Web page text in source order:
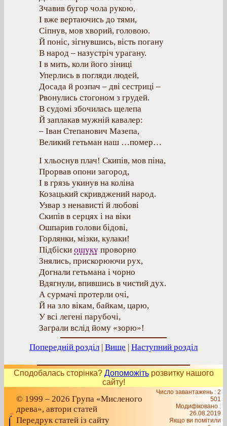
Зчавив бугор чола рукою,
І вже вертаючись до тями,
Сіпнув, мов хворий, головою.
Й поніс, зігнувшись, вість погану
В народ – назустріч урагану.
І в мить, коли його зіниці
Уперлись в погляди людей,
Досада й розпач – дві сестриці –
Рвонулись стогоном з грудей.
В судомі збочилась щелепа
Й заплакав мужній кавалер:
– Іван Степанович Мазепа,
Великий гетьман наш …помер…
І хльоснув плач! Скипів, мов піна,
Прорвав опони загород,
І в грязь укинув на коліна
Козацький скривджений народ.
Узвар з ненависті й любові
Скипів в серцях і на віки
Ошпарив голови бідові,
Горлянки, мізки, кулаки!
Підбіски ошуку проворно
Знялись, прискорюючи рух,
Догнали гетьмана і чорно
Вдягнули, впившись в чистий дух.
А сурмачі протерли очі,
Й на зло вікам, байкам, царю,
У всі легені парубочі,
Заграли вслід йому «зорю»!
Попередній розділ | Вище | Наступний розділ
Сподобалась сторінка? Допоможітьрозвитку нашого
сайту!
© 1999 – 2026 Група «Мисленого
древа», автори статей
Передрук статей із сайту
Число завантажень : 2
501
Модифіковано :
26.08.2019
Якщо ви помітили